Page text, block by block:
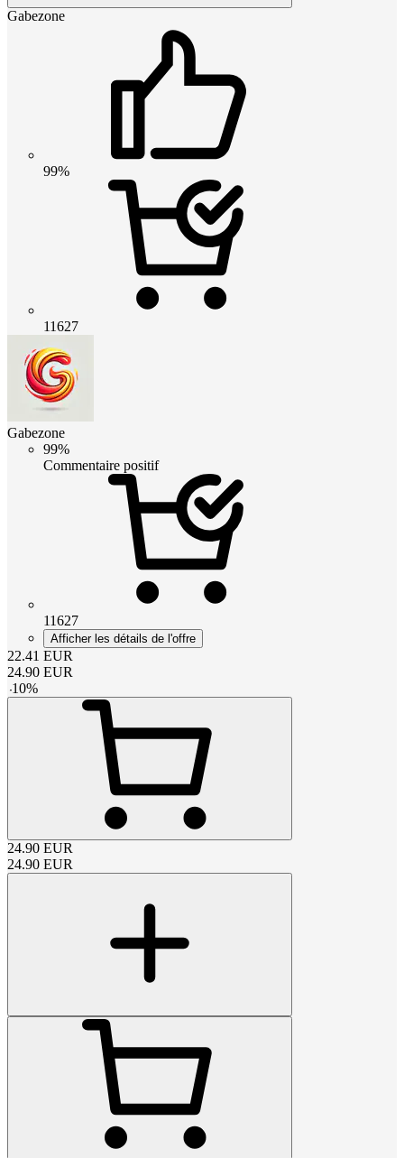
Gabezone
99%
11627
Gabezone
99%
Commentaire positif
11627
Afficher les détails de l'offre
22.41 EUR
24.90 EUR
-10%
24.90 EUR
24.90 EUR